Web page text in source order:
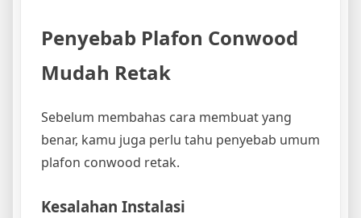
Penyebab Plafon Conwood
Mudah Retak
Sebelum membahas cara membuat yang
benar, kamu juga perlu tahu penyebab umum
plafon conwood retak.
Kesalahan Instalasi